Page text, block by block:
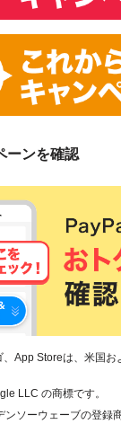
ーンを確認
、App Storeは、米国
LLC の商標です。
ンソーウェーブの登録